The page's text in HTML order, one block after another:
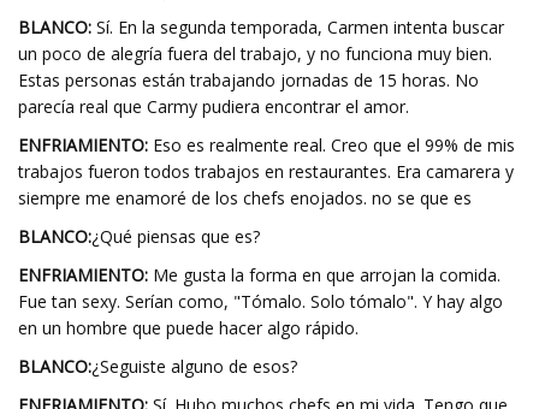
BLANCO: Sí. En la segunda temporada, Carmen intenta buscar
un poco de alegría fuera del trabajo, y no funciona muy bien.
Estas personas están trabajando jornadas de 15 horas. No
parecía real que Carmy pudiera encontrar el amor.
ENFRIAMIENTO: Eso es realmente real. Creo que el 99% de mis
trabajos fueron todos trabajos en restaurantes. Era camarera y
siempre me enamoré de los chefs enojados. no se que es
BLANCO:¿Qué piensas que es?
ENFRIAMIENTO: Me gusta la forma en que arrojan la comida.
Fue tan sexy. Serían como, "Tómalo. Solo tómalo". Y hay algo
en un hombre que puede hacer algo rápido.
BLANCO:¿Seguiste alguno de esos?